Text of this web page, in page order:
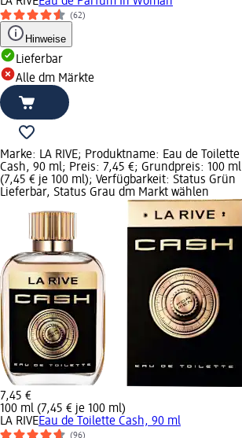
(62)
Hinweise
Lieferbar
Alle dm Märkte
Marke: LA RIVE; Produktname: Eau de Toilette
Cash, 90 ml; Preis: 7,45 €; Grundpreis: 100 ml
(7,45 € je 100 ml); Verfügbarkeit: Status Grün
Lieferbar, Status Grau dm Markt wählen
7,45 €
100 ml (7,45 € je 100 ml)
LA RIVEEau de Toilette Cash, 90 ml
(96)